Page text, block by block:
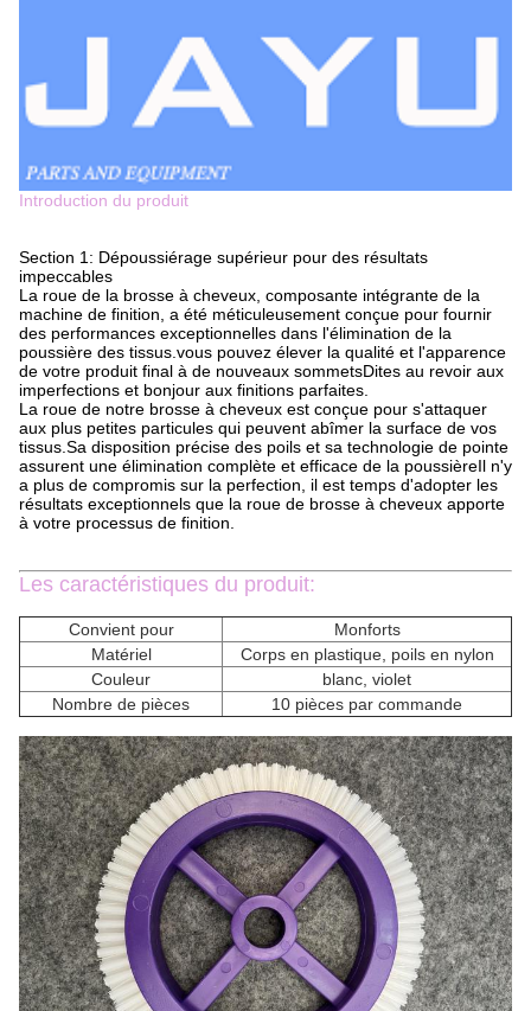
Introduction du produit
Section 1: Dépoussiérage supérieur pour des résultats
impeccables
La roue de la brosse à cheveux, composante intégrante de la
machine de finition, a été méticuleusement conçue pour fournir
des performances exceptionnelles dans l'élimination de la
poussière des tissus.vous pouvez élever la qualité et l'apparence
de votre produit final à de nouveaux sommetsDites au revoir aux
imperfections et bonjour aux finitions parfaites.
La roue de notre brosse à cheveux est conçue pour s'attaquer
aux plus petites particules qui peuvent abîmer la surface de vos
tissus.Sa disposition précise des poils et sa technologie de pointe
assurent une élimination complète et efficace de la poussièreIl n'y
a plus de compromis sur la perfection, il est temps d'adopter les
résultats exceptionnels que la roue de brosse à cheveux apporte
à votre processus de finition.
Les caractéristiques du produit:
Convient pour
Monforts
Matériel
Corps en plastique, poils en nylon
Couleur
blanc, violet
Nombre de pièces
10 pièces par commande